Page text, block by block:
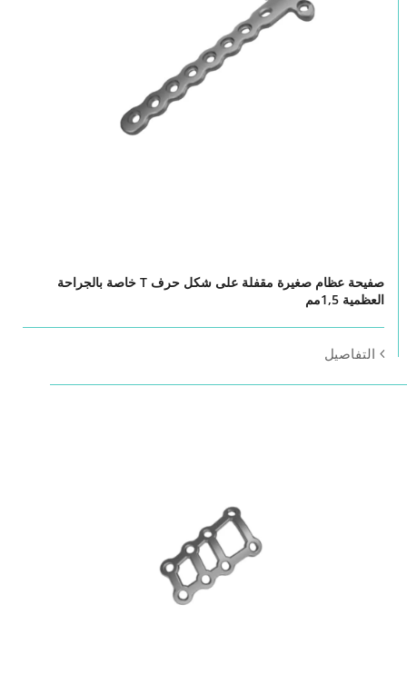
صفيحة عظام صغيرة مقفلة على شكل حرف T خاصة بالجراحة
العظمية 1,5مم
التفاصيل